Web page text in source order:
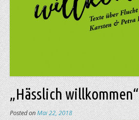
„Hässlich willkommen“
Posted onMai 22, 2018